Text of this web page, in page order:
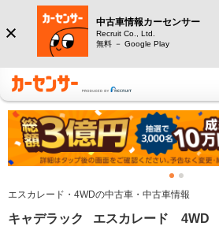
中古車情報カーセンサー
Recruit Co., Ltd.
無料 － Google Play
エスカレード・4WDの中古車・中古車情報
キャデラック エスカレード 4WD